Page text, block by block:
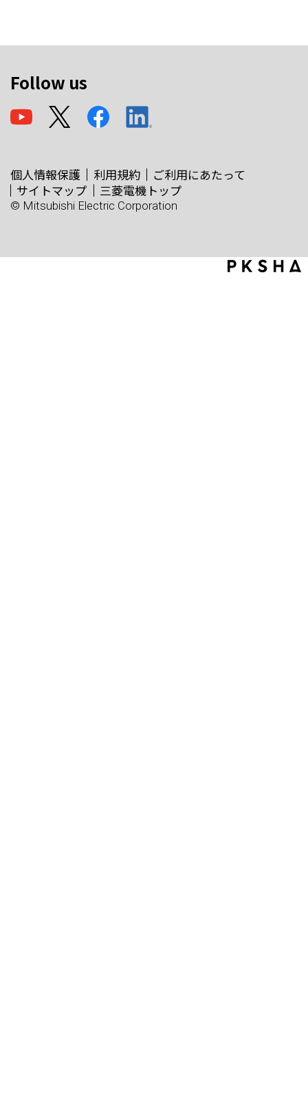
Follow us
個人情報保護 利用規約
ご利用にあたって
サイトマップ
三菱電機トップ
© Mitsubishi Electric Corporation